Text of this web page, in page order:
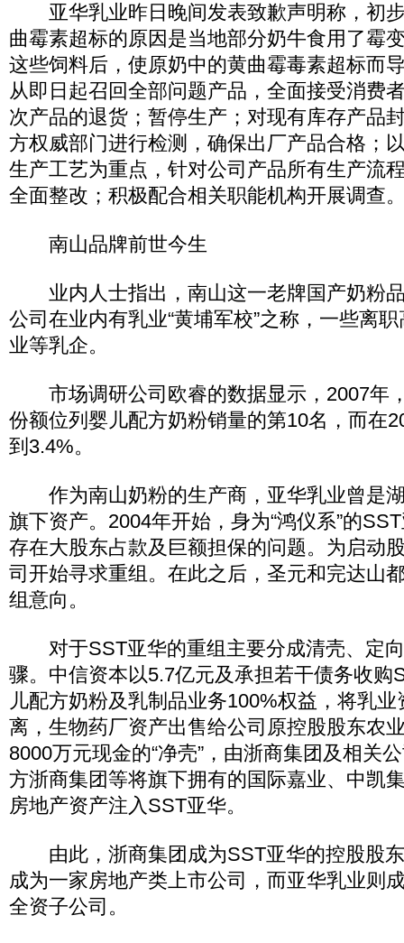
亚华乳业昨日晚间发表致歉声明称，初
曲霉素超标的原因是当地部分奶牛食用了霉
这些饲料后，使原奶中的黄曲霉毒素超标而
从即日起召回全部问题产品，全面接受消费
次产品的退货；暂停生产；对现有库存产品
方权威部门进行检测，确保出厂产品合格；
生产工艺为重点，针对公司产品所有生产流
全面整改；积极配合相关职能机构开展调查
南山品牌前世今生
业内人士指出，南山这一老牌国产奶粉
公司在业内有乳业“黄埔军校”之称，一些离
业等乳企。
市场调研公司欧睿的数据显示，2007年
份额位列婴儿配方奶粉销量的第10名，而在
到3.4%。
作为南山奶粉的生产商，亚华乳业曾是
旗下资产。2004年开始，身为“鸿仪系”的
存在大股东占款及巨额担保的问题。为启动
司开始寻求重组。在此之后，圣元和完达山
组意向。
对于SST亚华的重组主要分成清壳、定向
骤。中信资本以5.7亿元及承担若干债务收购
儿配方奶粉及乳制品业务100%权益，将乳
离，生物药厂资产出售给公司原控股股东农
8000万元现金的“净壳”，由浙商集团及相关
方浙商集团等将旗下拥有的国际嘉业、中凯
房地产资产注入SST亚华。
由此，浙商集团成为SST亚华的控股股东
成为一家房地产类上市公司，而亚华乳业则
全资子公司。